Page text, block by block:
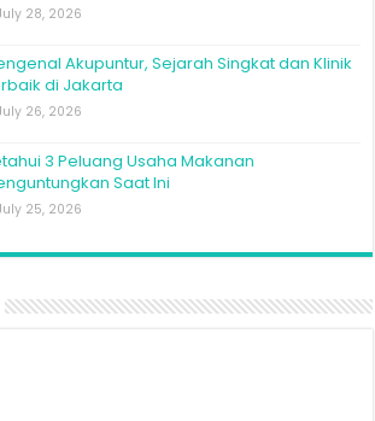
28, 2026
Akupuntur, Sejarah Singkat dan Klinik
di Jakarta
26, 2026
3 Peluang Usaha Makanan
Saat Ini
25, 2026